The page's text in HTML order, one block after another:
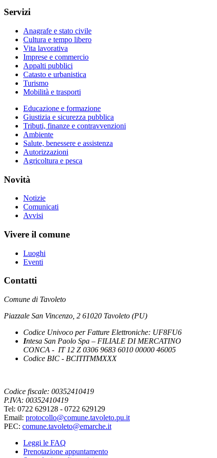
Servizi
Anagrafe e stato civile
Cultura e tempo libero
Vita lavorativa
Imprese e commercio
Appalti pubblici
Catasto e urbanistica
Turismo
Mobilità e trasporti
Educazione e formazione
Giustizia e sicurezza pubblica
Tributi, finanze e contravvenzioni
Ambiente
Salute, benessere e assistenza
Autorizzazioni
Agricoltura e pesca
Novità
Notizie
Comunicati
Avvisi
Vivere il comune
Luoghi
Eventi
Contatti
Comune di Tavoleto
Piazzale San Vincenzo, 2 61020 Tavoleto (PU)
Codice Univoco per Fatture Elettroniche: UF8FU6
Intesa San Paolo Spa – FILIALE DI MERCATINO
CONCA - IT 12 Z 0306 9683 6010 00000 46005
Codice BIC - BCITITMMXXX
Codice fiscale: 00352410419
P.IVA: 00352410419
Tel: 0722 629128 - 0722 629129
Email: protocollo@comune.tavoleto.pu.it
PEC: comune.tavoleto@emarche.it
Leggi le FAQ
Prenotazione appuntamento